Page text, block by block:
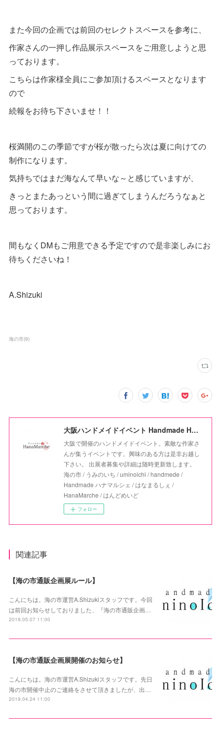
また今回の企画では前回のセレクトスペースを参考に、
作家さんの一押し作品展示スペースをご用意しようと思
っております。
こちらは作家様全員にご参加頂けるスペースとなります
ので
続報をお待ち下さいませ！！
桜満開のこの季節ですが桜が散ったら次は夏に向けての
制作になります。
気持ちではまだ海なんて早いな～と感じていますが、
きっとまたあっという間に過ぎてしまうんだろうなぁと
思っております。
間もなくDMもご用意できる予定ですので是非楽しみにお
待ちくださいね！
A.Shizuki
海の市(9)
大阪ハンドメイドイベント Handmade HanaMarche
大阪で開催のハンドメイドイベント。素敵な作家さ
んが集うイベントです。興味のある方は是非お越し
下さい。 出展者募集や詳細は随時更新致します。
海の市 / うみのいち / uminoichi / handmede /
Handmade ハナマルシェ / はなまるしぇ /
HanaMarche / はんどめいど
フォロー
関連記事
【海の市通販企画展ルール】
こんにちは。海の市運営A.Shizukiスタッフです。今回
は前回お知らせしておりました、『海の市通販企画…
2019.05.07 11:00
【海の市通販企画展開催のお知らせ】
こんにちは。海の市運営A.Shizukiスタッフです。先日
海の市開催中止のご連絡をさせて頂きましたが、出…
2019.04.24 11:00